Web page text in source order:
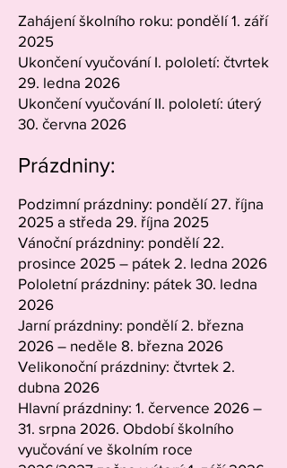
Zahájení školního roku: pondělí 1. září
2025
Ukončení vyučování I. pololetí: čtvrtek
29. ledna 2026
Ukončení vyučování II. pololetí: úterý
30. června 2026
Prázdniny:
Podzimní prázdniny: pondělí 27. října
2025 a středa 29. října 2025
Vánoční prázdniny: pondělí 22.
prosince 2025 – pátek 2. ledna 2026
Pololetní prázdniny: pátek 30. ledna
2026
Jarní prázdniny: pondělí 2. března
2026 – neděle 8. března 2026
Velikonoční prázdniny: čtvrtek 2.
dubna 2026
Hlavní prázdniny: 1. července 2026 –
31. srpna 2026. Období školního
vyučování ve školním roce